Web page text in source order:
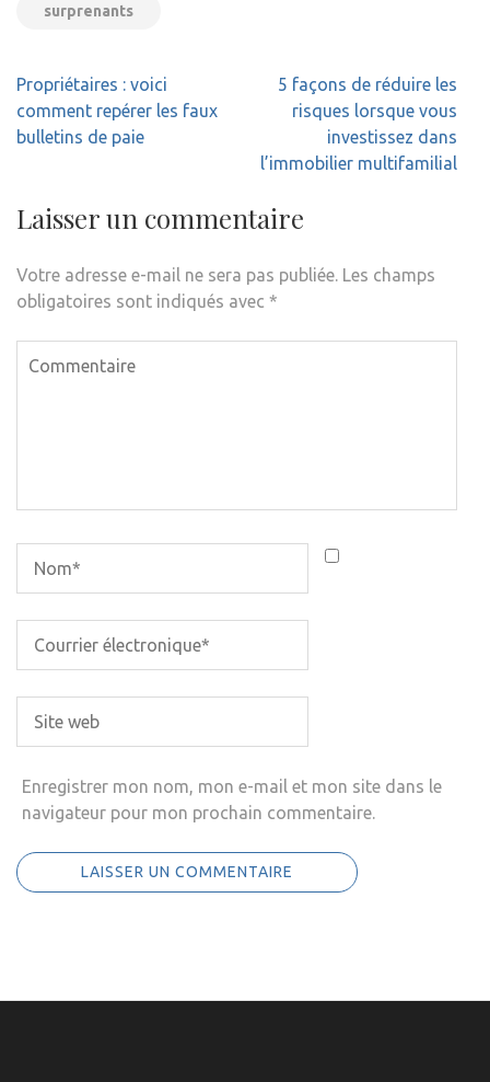
surprenants
Navigation
de
l’article
Propriétaires : voici
comment repérer les faux
bulletins de paie
5 façons de réduire les
risques lorsque vous
investissez dans
l’immobilier multifamilial
Laisser un commentaire
Votre adresse e-mail ne sera pas publiée. Les champs
obligatoires sont indiqués avec *
Enregistrer mon nom, mon e-mail et mon site dans le
navigateur pour mon prochain commentaire.